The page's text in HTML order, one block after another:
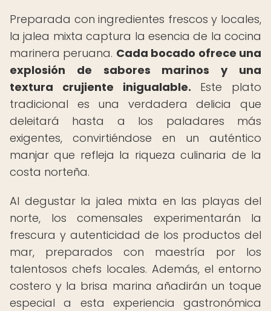
Preparada con ingredientes frescos y locales,
la jalea mixta captura la esencia de la cocina
marinera peruana. Cada bocado ofrece una
explosión de sabores marinos y una
textura crujiente inigualable. Este plato
tradicional es una verdadera delicia que
deleitará hasta a los paladares más
exigentes, convirtiéndose en un auténtico
manjar que refleja la riqueza culinaria de la
costa norteña.
Al degustar la jalea mixta en las playas del
norte, los comensales experimentarán la
frescura y autenticidad de los productos del
mar, preparados con maestría por los
talentosos chefs locales. Además, el entorno
costero y la brisa marina añadirán un toque
especial a esta experiencia gastronómica